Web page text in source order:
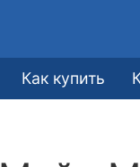
Как купить